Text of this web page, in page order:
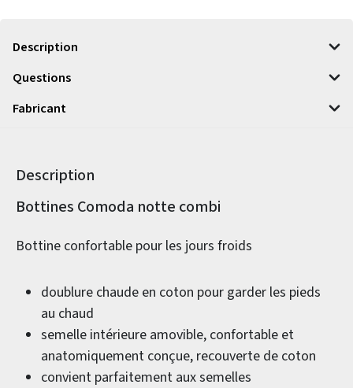
Description
Questions
Fabricant
Description
Informations sur le produit
Bottines Comoda notte combi
Bottine confortable pour les jours froids
doublure chaude en coton pour garder les pieds
au chaud
semelle intérieure amovible, confortable et
anatomiquement conçue, recouverte de coton
convient parfaitement aux semelles